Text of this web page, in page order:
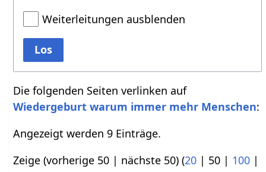
Weiterleitungen ausblenden
Los
Die folgenden Seiten verlinken auf
Wiedergeburt warum immer mehr Menschen:
Angezeigt werden 9 Einträge.
Zeige (vorherige 50 | nächste 50) (20 | 50 | 100 |